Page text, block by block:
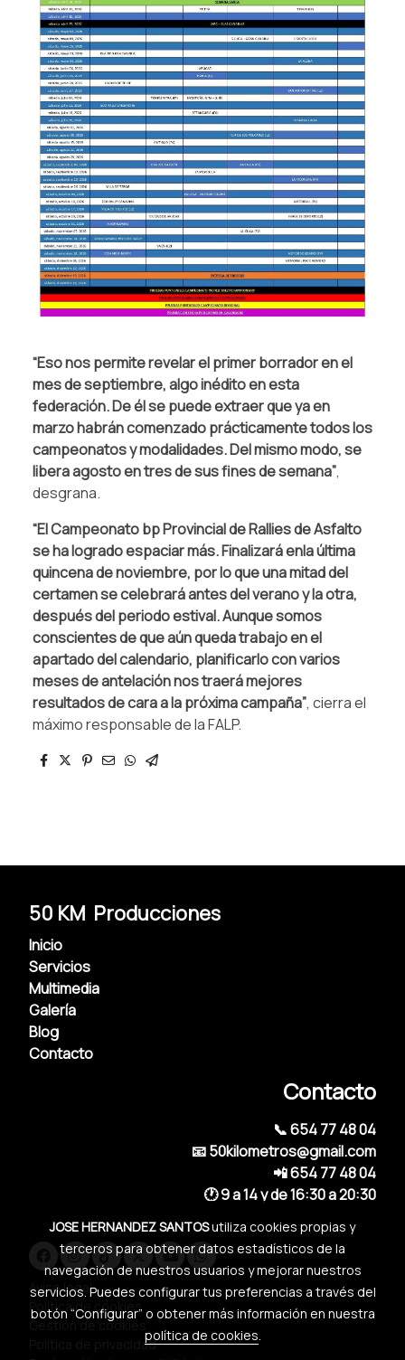
“Eso nos permite revelar el primer borrador en el
mes de septiembre, algo inédito en esta
federación. De él se puede extraer que ya en
marzo habrán comenzado prácticamente todos los
campeonatos y modalidades. Del mismo modo, se
libera agosto en tres de sus fines de semana”,
desgrana.
“El Campeonato bp Provincial de Rallies de Asfalto
se ha logrado espaciar más. Finalizará enla última
quincena de noviembre, por lo que una mitad del
certamen se celebrará antes del verano y la otra,
después del periodo estival. Aunque somos
conscientes de que aún queda trabajo en el
apartado del calendario, planificarlo con varios
meses de antelación nos traerá mejores
resultados de cara a la próxima campaña”, cierra el
máximo responsable de la FALP.
50 KM Producciones
Inicio
Servicios
Multimedia
Galería
Blog
Contacto
Contacto
📞 654 77 48 04
📧 50kilometros@gmail.com
📲 654 77 48 04
🕐 9 a 14 y de 16:30 a 20:30
Aviso legal
Política de cookies
Gestión de cookies
Política de privacidad
JOSE HERNANDEZ SANTOSutiliza cookies propias y
terceros para obtener datos estadísticos de la
navegación de nuestros usuarios y mejorar nuestros
servicios. Puedes configurar tus preferencias a través del
botón “Configurar” o obtener más información en nuestra
política de cookies.